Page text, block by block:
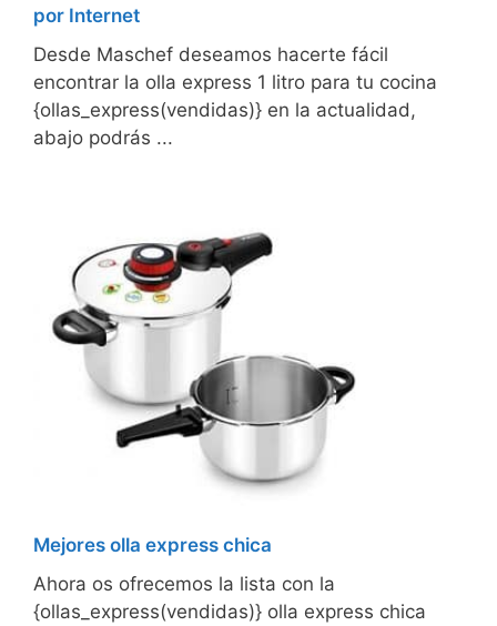
por Internet
Desde Maschef deseamos hacerte fácil
encontrar la olla express 1 litro para tu cocina
{ollas_express(vendidas)} en la actualidad,
abajo podrás ...
Mejores olla express chica
Ahora os ofrecemos la lista con la
{ollas_express(vendidas)} olla express chica